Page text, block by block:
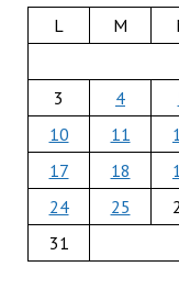
L M
3
4
10
11
17
18
24
25
31